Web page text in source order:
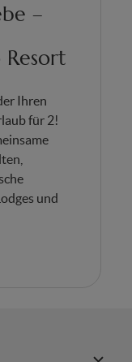
–
Ihren
für 2!
und